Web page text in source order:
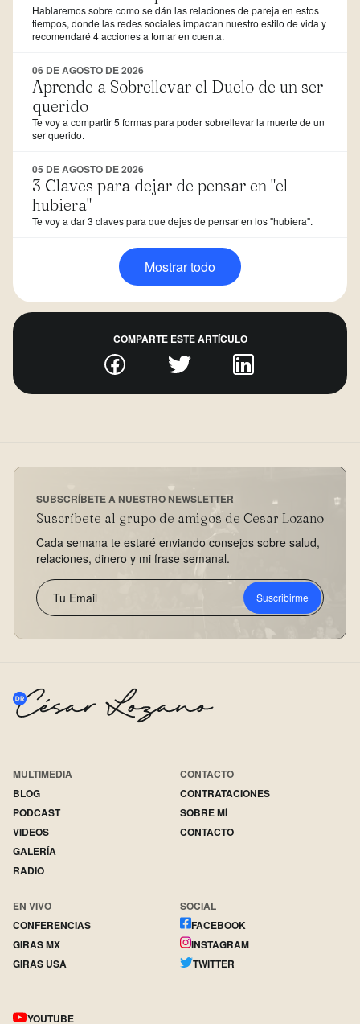
Hablaremos sobre como se dán las relaciones de pareja en estos
tiempos, donde las redes sociales impactan nuestro estilo de vida y
recomendaré 4 acciones a tomar en cuenta.
06 DE AGOSTO DE 2026
Aprende a Sobrellevar el Duelo de un ser
querido
Te voy a compartir 5 formas para poder sobrellevar la muerte de un
ser querido.
05 DE AGOSTO DE 2026
3 Claves para dejar de pensar en "el
hubiera"
Te voy a dar 3 claves para que dejes de pensar en los "hubiera".
Mostrar todo
COMPARTE ESTE ARTÍCULO
SUBSCRÍBETE A NUESTRO NEWSLETTER
Suscríbete al grupo de amigos de Cesar Lozano
Cada semana te estaré enviando consejos sobre salud,
relaciones, dinero y mi frase semanal.
Suscribirme
MULTIMEDIA
BLOG
PODCAST
VIDEOS
GALERÍA
RADIO
CONTACTO
CONTRATACIONES
SOBRE MÍ
CONTACTO
EN VIVO
CONFERENCIAS
GIRAS MX
GIRAS USA
SOCIAL
FACEBOOK
INSTAGRAM
TWITTER
YOUTUBE